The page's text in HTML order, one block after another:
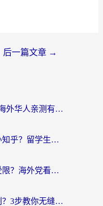
后一篇文章 →
12123在国外能登录吗？海外华人亲测有效的回国加速器选择指南
海外看不了爱奇艺怎么办知乎？留学生亲测有效的回国加速方案
央视影音当前地区版权受限？海外党看国内剧、追电视台的终极解决方案
海外访问国内网站的限制？3步教你无缝解锁国内资源（附实测最优工具）